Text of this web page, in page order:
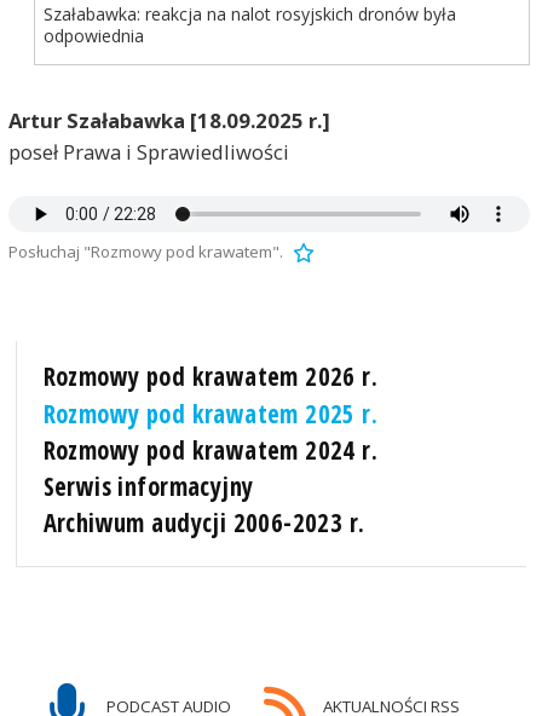
Szałabawka: reakcja na nalot rosyjskich dronów była
odpowiednia
Artur Szałabawka [18.09.2025 r.]
poseł Prawa i Sprawiedliwości
Posłuchaj "Rozmowy pod krawatem".
Rozmowy pod krawatem 2026 r.
Rozmowy pod krawatem 2025 r.
Rozmowy pod krawatem 2024 r.
Serwis informacyjny
Archiwum audycji 2006-2023 r.
PODCAST AUDIO AKTUALNOŚCI RSS